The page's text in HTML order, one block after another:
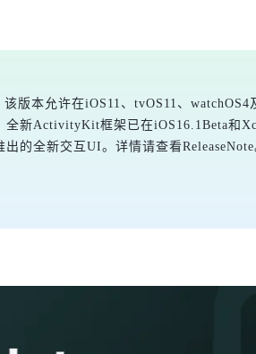
版本允许在iOS11、tvOS11、watchOS4
全新ActivityKit框架已在iOS16.1Beta和
的全新交互UI。详情请查看ReleaseNote